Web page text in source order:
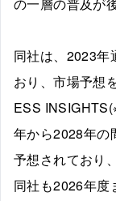
同社は、2023年
おり、市場予想
ESS
年から2028年の
予想されており
同社も2026年度